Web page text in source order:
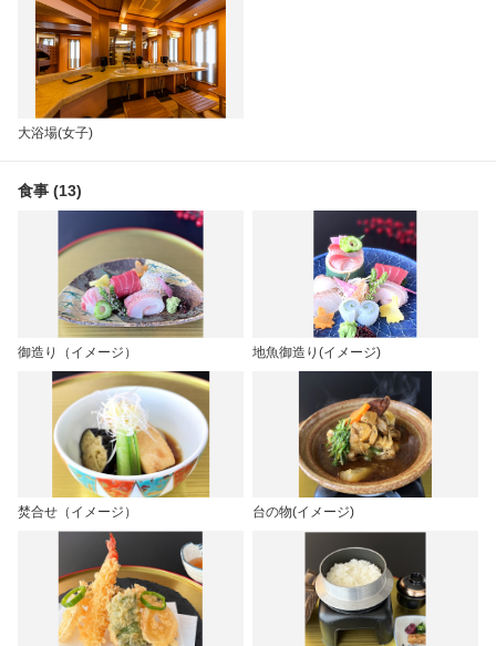
大浴場(女子)
食事 (13)
御造り（イメージ） 地魚御造り(イメージ)
焚合せ（イメージ） 台の物(イメージ)